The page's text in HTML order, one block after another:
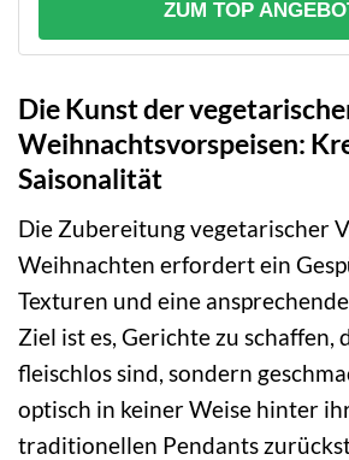
ZUM TOP
Die Kunst der
Weihnachtsvorspeisen:
Saisonalität
Die Zubereitung vegetarischer
Weihnachten erfordert ein
Texturen und eine
Ziel ist es, Gerichte zu schaffen,
fleischlos sind, sondern
optisch in keiner Weise hinter
traditionellen Pendants